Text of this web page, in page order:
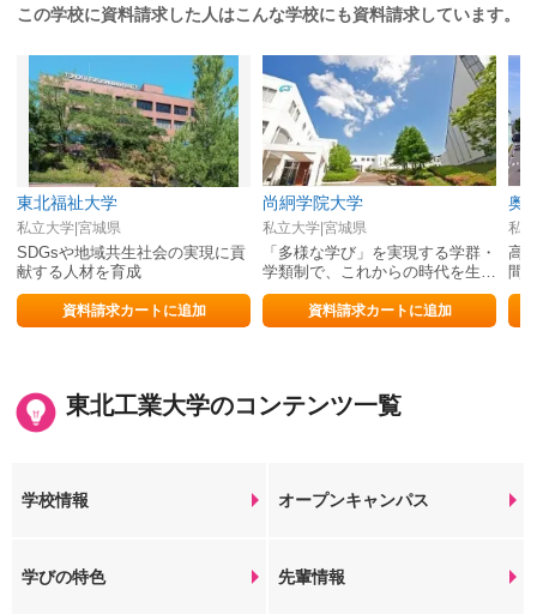
この学校に資料請求した人はこんな学校にも資料請求しています。
東北福祉大学
私立大学|宮城県
SDGsや地域共生社会の実現に貢
献する人材を育成
資料請求カートに追加
尚絅学院大学
私立大学|宮城県
「多様な学び」を実現する学群・
学類制で、これからの時代を生き
抜く「実力」を身につける
資料請求カートに追加
奥
私
高
間
師
東北工業大学のコンテンツ一覧
学校情報 オープンキャンパス
学びの特色 先輩情報